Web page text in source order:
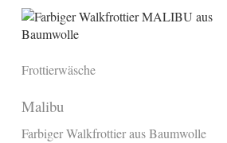
Frottierwäsche
Malibu
Farbiger Walkfrottier aus Baumwolle